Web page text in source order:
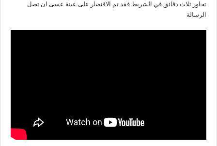
تجاوز ثلاث دقائق في الشريط فقد تم الاقتصار على عينة عسى ان تصل
الرسالة